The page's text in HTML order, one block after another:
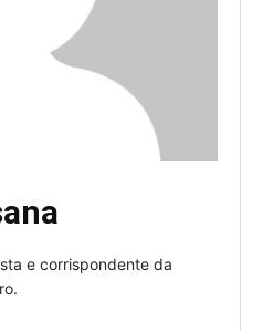
e corrispondente da